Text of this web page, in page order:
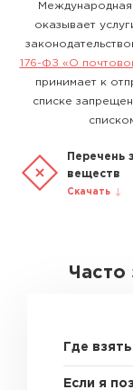
Международная
оказывает
176-ФЗ «О
принимает к
списке
Перечень
веществ
Скачать
Часто
Где
Если я